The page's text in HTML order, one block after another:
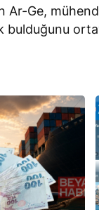
Ar-Ge,
bulduğunu